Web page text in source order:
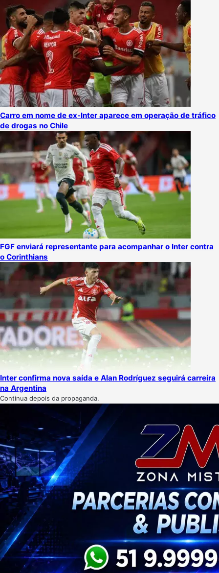
Carro em nome de ex-Inter aparece em operação de tráfico
de drogas no Chile
FGF enviará representante para acompanhar o Inter contra
o Corinthians
Inter confirma nova saída e Alan Rodríguez seguirá carreira
na Argentina
Continua depois da propaganda.